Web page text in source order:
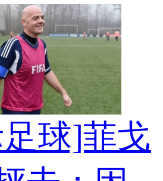
球]菲戈